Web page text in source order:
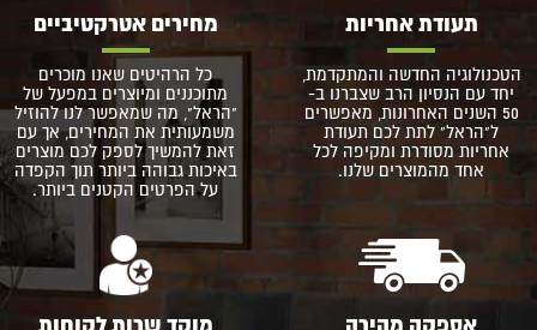
תעודת אחריות
הטכנולוגיה החדשה והמתקדמת,
יחד עם הנסיון הרב שצברנו ב-
50 השנים האחרונות, מאפשרים
ל"הראל" לתת לכם תעודת
אחריות מסודרת ומקיפה לכל
אחד מהמוצרים שלנו.
מחירים אטרקטיביים
כל הרהיטים שאנו מוכרים
מתוכננים ומיוצרים במפעל של
"הראל", מה שמאפשר לנו להוזיל
משמעותית את המחירים, אך עם
זאת להמשיך לספק לכם מוצרים
באיכות גבוהה ביותר תוך הקפדה
על הפרטים הקטנים ביותר.
אספקה מהירה מוקד שרות לקוחות